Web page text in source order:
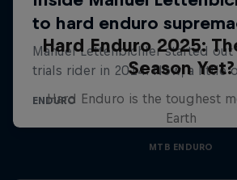
Hard Enduro 2025:
Season Yet?
Hard Enduro is the toughest
Earth
MTB ENDURO